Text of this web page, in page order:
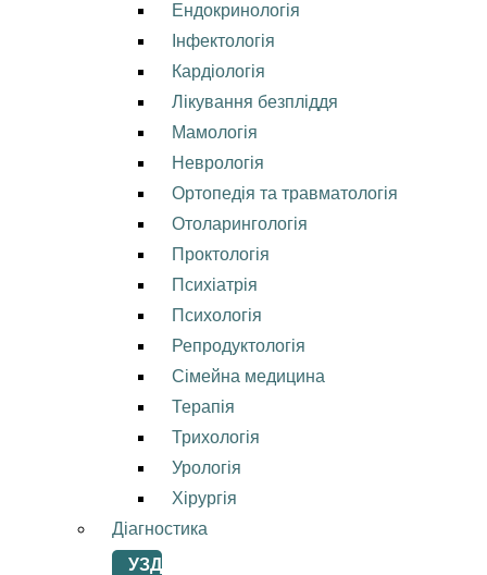
Ендокринологія
Інфектологія
Кардіологія
Лікування безпліддя
Мамологія
Неврологія
Ортопедія та травматологія
Отоларингологія
Проктологія
Психіатрія
Психологія
Репродуктологія
Сімейна медицина
Терапія
Трихологія
Урологія
Хірургія
Діагностика
УЗД